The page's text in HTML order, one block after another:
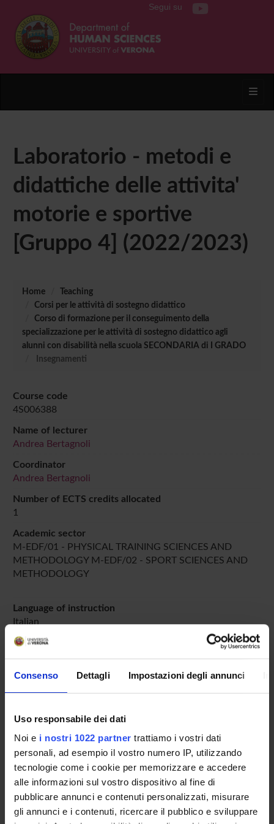
Consenso Dettagli Impostazioni degli annunci
Uso responsabile dei dati
Noi e i nostri 1022 partner trattiamo i vostri dati
personali, ad esempio il vostro numero IP, utilizzando
tecnologie come i cookie per memorizzare e accedere
alle informazioni sul vostro dispositivo al fine di
pubblicare annunci e contenuti personalizzati, misurare
gli annunci e i contenuti, ricercare il pubblico e sviluppare
Segui su
Laboratorio - metodi e
didattiche delle attivita'
motorie e sportive
[Gruppo 4] (2022/2023)
Home
Teaching
Corsi per le attività di sostegno didattico
Corso di formazione per il conseguimento della
specializzazione per le attività di sostegno didattico agli
alunni con disabilità nella scuola SECONDARIA di I GRADO
Insegnamenti
Course code
4S006388
Name of lecturer
Andrea Bertagnoli
Coordinator
Andrea Bertagnoli
Number of ECTS credits allocated
1
Academic sector
M-EDF/01 - PHYSICAL TRAINING SCIENCES AND
METHODOLOGY M-EDF/02 - SPORT SCIENCES AND
METHODOLOGY
Language of instruction
Italian
Period
LESSON TIMETABLE
Go to lesson schedule